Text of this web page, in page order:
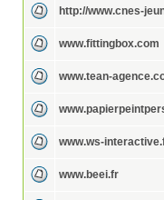
http://www.cnes-
www.fittingbox.com
www.tean-
www.ws-
www.beei.fr